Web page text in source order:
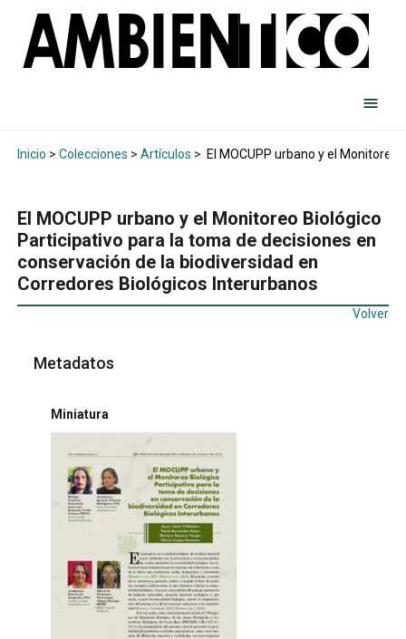
Inicio > Colecciones > Artículos > El MOCUPP urbano y el
El MOCUPP urbano y el Monitoreo Biológico
Participativo para la toma de decisiones en
conservación de la biodiversidad en
Corredores Biológicos Interurbanos
Volver
Metadatos
Miniatura